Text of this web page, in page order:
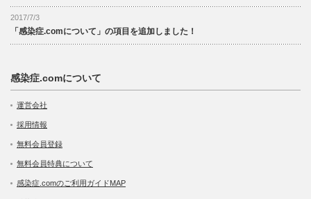
2017/7/3
「感染症.comについて」の項目を追加しました！
感染症.comについて
運営会社
採用情報
無料会員登録
無料会員特典について
感染症.comのご利用ガイドMAP